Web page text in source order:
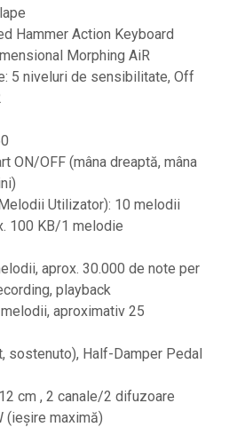
Hammer Action Keyboard
Morphing AiR
5 niveluri de sensibilitate, Off
ON/OFF (mâna dreaptă, mâna
Utilizator): 10 melodii
100 KB/1 melodie
aprox. 30.000 de note per
playback
aproximativ 25
sostenuto), Half-Damper Pedal
cm , 2 canale/2 difuzoare
(ieșire maximă)